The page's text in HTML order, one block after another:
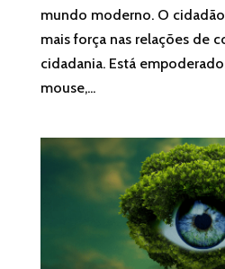
mundo moderno. O
mais força nas relações de
cidadania. Está
mouse,...